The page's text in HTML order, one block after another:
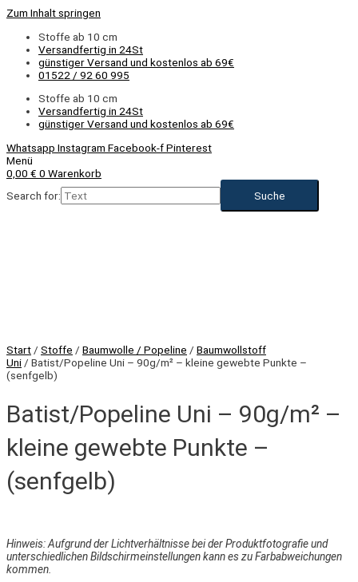
Zum Inhalt springen
Stoffe ab 10 cm
Versandfertig in 24St
günstiger Versand und kostenlos ab 69€
01522 / 92 60 995
Stoffe ab 10 cm
Versandfertig in 24St
günstiger Versand und kostenlos ab 69€
Whatsapp Instagram Facebook-fPinterest
Menü
0,00 € 0 Warenkorb
Search for:
Start / Stoffe / Baumwolle / Popeline / Baumwollstoff
Uni / Batist/Popeline Uni – 90g/m² – kleine gewebte Punkte –
(senfgelb)
Batist/Popeline Uni – 90g/m² –
kleine gewebte Punkte –
(senfgelb)
Hinweis: Aufgrund der Lichtverhältnisse bei der Produktfotografie und
unterschiedlichen Bildschirmeinstellungen kann es zu Farbabweichungen
kommen.